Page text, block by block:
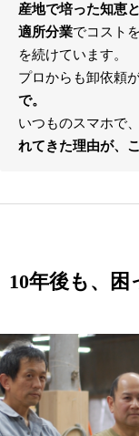
産地で培った知恵
適所分業でコスト
を続けています。
プロからも卸依頼
で。
いつものスマホで
れてきた理由が、
10年後も、